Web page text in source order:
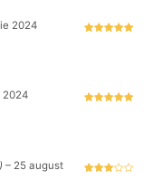
2024
2024
– 25 august